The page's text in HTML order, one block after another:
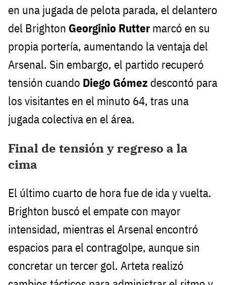
en una jugada de pelota parada, el delantero
del Brighton Georginio Rutter marcó en su
propia portería, aumentando la ventaja del
Arsenal. Sin embargo, el partido recuperó
tensión cuando Diego Gómez descontó para
los visitantes en el minuto 64, tras una
jugada colectiva en el área.
Final de tensión y regreso a la
cima
El último cuarto de hora fue de ida y vuelta.
Brighton buscó el empate con mayor
intensidad, mientras el Arsenal encontró
espacios para el contragolpe, aunque sin
concretar un tercer gol. Arteta realizó